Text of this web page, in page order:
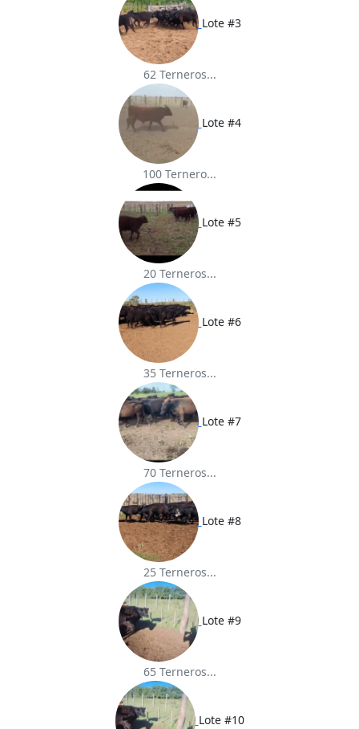
Lote #3
62 Terneros...
Lote #4
100 Ternero...
Lote #5
20 Terneros...
Lote #6
35 Terneros...
Lote #7
70 Terneros...
Lote #8
25 Terneros...
Lote #9
65 Terneros...
Lote #10